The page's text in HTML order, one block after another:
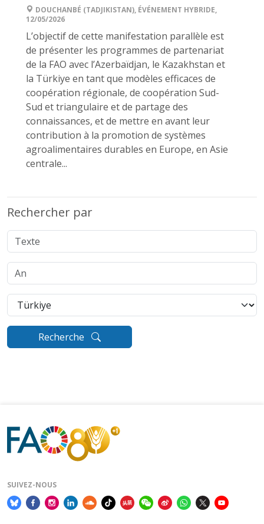
DOUCHANBÉ (TADJIKISTAN), ÉVÉNEMENT HYBRIDE,
12/05/2026
L’objectif de cette manifestation parallèle est
de présenter les programmes de partenariat
de la FAO avec l’Azerbaïdjan, le Kazakhstan et
la Türkiye en tant que modèles efficaces de
coopération régionale, de coopération Sud-
Sud et triangulaire et de partage des
connaissances, et de mettre en avant leur
contribution à la promotion de systèmes
agroalimentaires durables en Europe, en Asie
centrale...
Rechercher par
Recherche
SUIVEZ-NOUS